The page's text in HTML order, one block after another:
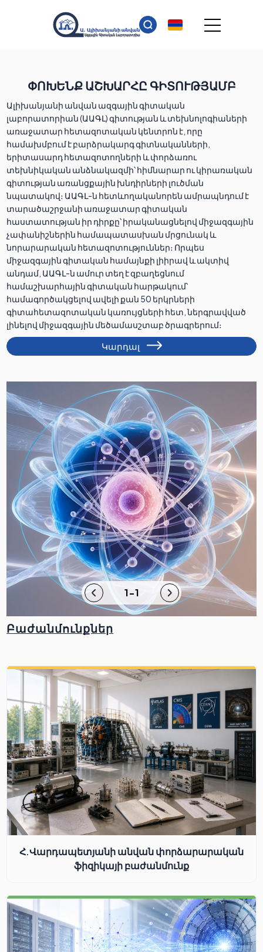
ՓՈԽԵՆՔ ԱՇԽԱՐՀԸ ԳԻՏՈՒԹՅԱՄԲ
Ալիխանյանի անվան ազգային գիտական
լաբորատորիան (ԱԱԳԼ) գիտության և տեխնոլոգիաների
առաջատար հետազոտական կենտրոն է, որը
համախմբում է բարձրակարգ գիտնականների,
երիտասարդ հետազոտողների և փորձառու
տեխնիկական անձնակազմի՝ հիմնարար ու կիրառական
գիտության առանցքային խնդիրների լուծման
նպատակով։ ԱԱԳԼ-ն հետևողականորեն ամրապնդում է
տարածաշրջանի առաջատար գիտական
հաստատության իր դիրքը՝ իրականացնելով միջազգային
չափանիշներին համապատասխան մրցունակ և
նորարարական հետազոտություններ։ Որպես
միջազգային գիտական համայնքի լիիրավ և ակտիվ
անդամ, ԱԱԳԼ-ն ամուր տեղ է զբաղեցնում
համաշխարհային գիտական հարթակում՝
համագործակցելով ավելի քան 50 երկրների
գիտահետազոտական կառույցների հետ, ներգրավված
լինելով միջազգային մեծամասշտաբ ծրագրերում։
Կարդալ
1-1
Բաժանմունքներ
Հ.Վարդապետյանի անվան փորձարարական
ֆիզիկայի բաժանմունք